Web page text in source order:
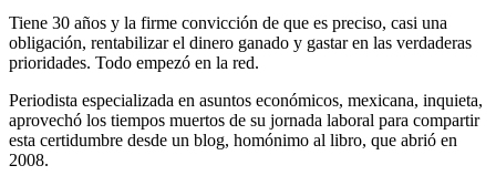
Tiene 30 años y la firme convicción de que es preciso, casi una
obligación, rentabilizar el dinero ganado y gastar en las verdaderas
prioridades. Todo empezó en la red.
Periodista especializada en asuntos económicos, mexicana, inquieta,
aprovechó los tiempos muertos de su jornada laboral para compartir
esta certidumbre desde un blog, homónimo al libro, que abrió en
2008.